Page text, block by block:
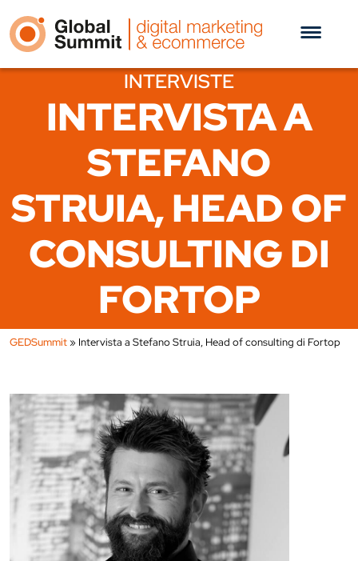
INTERVISTE
INTERVISTA A
STEFANO
STRUIA, HEAD OF
CONSULTING DI
FORTOP
GEDSummit» Intervista a Stefano Struia, Head of consulting di Fortop